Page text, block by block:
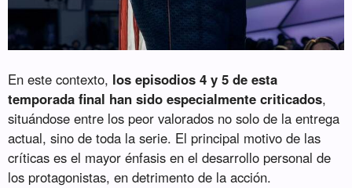
En este contexto, los episodios 4 y 5 de esta
temporada final han sido especialmente criticados,
situándose entre los peor valorados no solo de la entrega
actual, sino de toda la serie. El principal motivo de las
críticas es el mayor énfasis en el desarrollo personal de
los protagonistas, en detrimento de la acción.